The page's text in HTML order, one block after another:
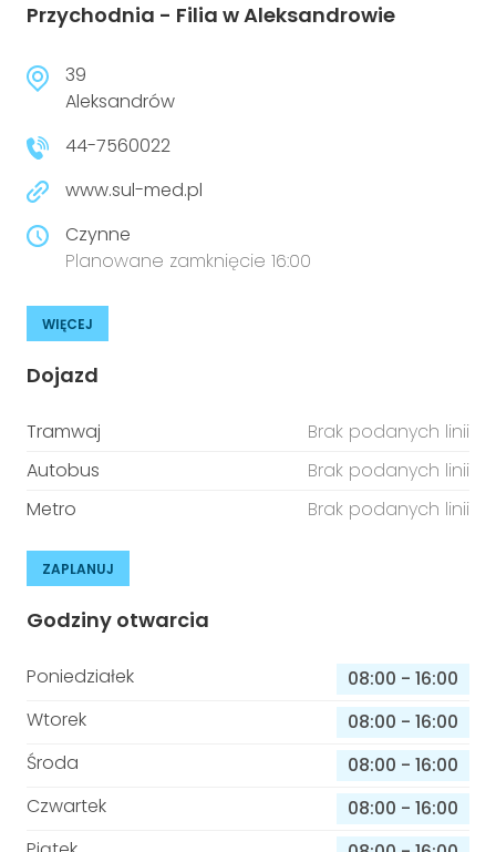
Przychodnia - Filia w Aleksandrowie
39
Aleksandrów
44-7560022
www.sul-med.pl
Czynne
Planowane zamknięcie 16:00
WIĘCEJ
Dojazd
Tramwaj
Brak podanych linii
Autobus
Brak podanych linii
Metro
Brak podanych linii
ZAPLANUJ
Godziny otwarcia
Poniedziałek 08:00 - 16:00
Wtorek
08:00 - 16:00
Środa
08:00 - 16:00
Czwartek
08:00 - 16:00